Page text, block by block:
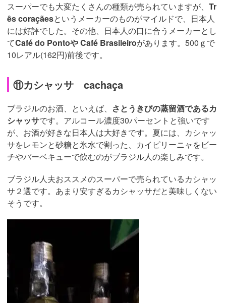
スーパーでも大変たくさんの種類が売られていますが、 Tr
ês coraçãesというメーカーのものがマイルドで、日本人
には好評でした。その他、日本人の口に合うメーカーとし
てCafé do Pontoや Café Brasileiroがあります。500ｇで
10レアル(162円)前後です。
⑪カシャッサ cachaça
ブラジルのお酒、といえば、 さとうきびの蒸留酒であるカ
シャッサです。アルコール濃度30パーセントと強いです
が、お酒が好きな日本人は大好きです。夏には、カシャッ
サをレモンと砂糖と氷水で割った、カイピリーニャをビー
チやバーベキューで飲むのがブラジル人の楽しみです。
ブラジル人夫おススメのスーパーで売られているカシャッ
サ２選です。あまり安すぎるカシャッサだと美味しくない
そうです。